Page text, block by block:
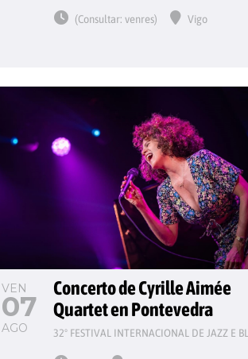
(Consultar: venres) Vigo
VEN
07
AGO
Concerto de Cyrille Aimée
Quartet en Pontevedra